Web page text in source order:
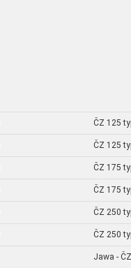
ČZ 125
ČZ 125
ČZ 175
ČZ 175
ČZ 250
ČZ 250
Jawa -